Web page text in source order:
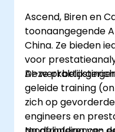
Ethische
en
bespreken.
Ascend, Biren en
toonaangegende
China. Ze bieden
voor
AI-
Deze
geleide training
zich op
engineers en